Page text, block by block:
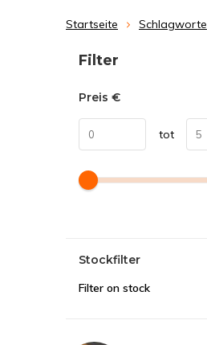
Startseite Schlagworte
Sortieren nach:
Filter
Preis €
tot
Stockfilter
Filter on stock